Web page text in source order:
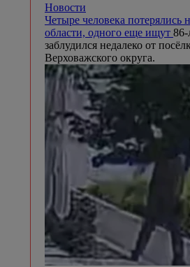
Новости
Четыре человека потерялись
области, одного еще ищут
заблудился недалеко от
Верховажского округа.